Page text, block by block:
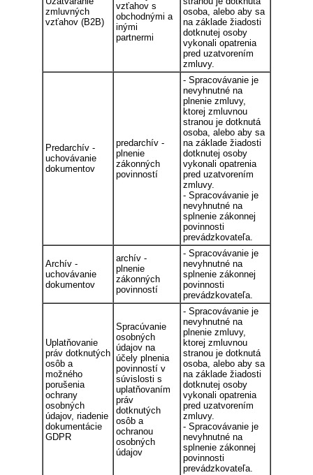
zmluvných
vzťahov (B2B)
vzťahov s
obchodnými a
inými
partnermi
osoba, alebo aby sa
na základe žiadosti
dotknutej osoby
vykonali opatrenia
pred uzatvorením
zmluvy.
Predarchív -
uchovávanie
dokumentov
predarchív -
plnenie
zákonných
povinností
- Spracovávanie je
nevyhnutné na
plnenie zmluvy,
ktorej zmluvnou
stranou je dotknutá
osoba, alebo aby sa
na základe žiadosti
dotknutej osoby
vykonali opatrenia
pred uzatvorením
zmluvy.
- Spracovávanie je
nevyhnutné na
splnenie zákonnej
povinnosti
prevádzkovateľa.
Archív -
uchovávanie
dokumentov
archív -
plnenie
zákonných
povinností
- Spracovávanie je
nevyhnutné na
splnenie zákonnej
povinnosti
prevádzkovateľa.
Uplatňovanie
práv dotknutých
osôb a
možného
porušenia
ochrany
osobných
údajov, riadenie
dokumentácie
GDPR
Spracúvanie
osobných
údajov na
účely plnenia
povinností v
súvislosti s
uplatňovaním
práv
dotknutých
osôb a
ochranou
osobných
údajov
- Spracovávanie je
nevyhnutné na
plnenie zmluvy,
ktorej zmluvnou
stranou je dotknutá
osoba, alebo aby sa
na základe žiadosti
dotknutej osoby
vykonali opatrenia
pred uzatvorením
zmluvy.
- Spracovávanie je
nevyhnutné na
splnenie zákonnej
povinnosti
prevádzkovateľa.